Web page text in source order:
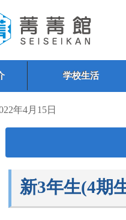
学校生活
年4月15日
新3年生(4期